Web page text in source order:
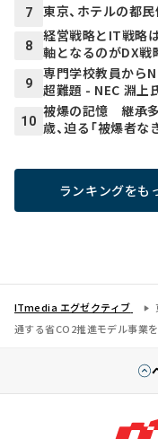
7 東京、ホテルの都
8
経営戦略とIT戦略
軸となるのがDX戦
9
専門学校教員から
超難題 - NEC 淵上
10
被爆の記憶 継承
歳、迫る「被爆者な
ランキングをも
ITmedia エグゼクティブ
通する省CO2推進モデル事業